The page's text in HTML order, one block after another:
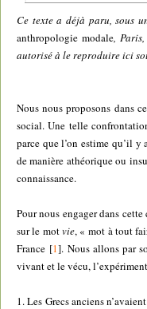
Ce texte a déjà paru, sous
anthropologie modale,
autorisé à le reproduire ici
Nous nous proposons dans
social. Une telle
parce que l’on estime qu’il
de manière athéorique ou
connaissance.
Pour nous engager dans
sur le motvie, « mot à tout
France [1]. Nous allons par
vivant et le vécu,
1. Les Grecs anciens